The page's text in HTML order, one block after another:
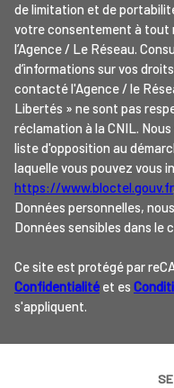
de limitation et de
votre consentement à
l’Agence / Le Réseau.
d’informations sur vos
contacté l'Agence / le
Libertés » ne sont pas
réclamation à la CNIL.
liste d'opposition au
laquelle vous pouvez vous
https://www.bloctel.gouv.fr
Données personnelles,
Données sensibles dans le
Ce site est protégé par
Confidentialité et es
s'appliquent.